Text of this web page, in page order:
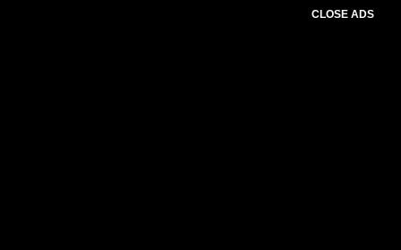
CLOSE ADS